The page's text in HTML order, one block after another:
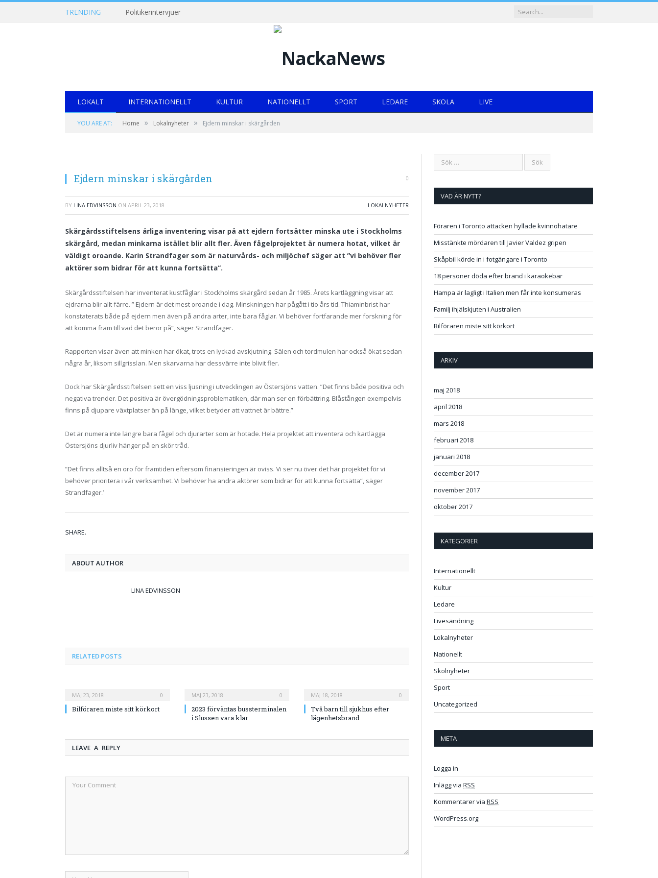
TRENDING Politikerintervjuer
LOKALT INTERNATIONELLT KULTUR NATIONELLT SPORT LEDARE SKOLA LIVE
YOU ARE AT: Home » Lokalnyheter » Ejdern minskar i skärgården
Ejdern minskar i skärgården 0
BY LINA EDVINSSON ON APRIL 23, 2018 LOKALNYHETER
Skärgårdsstiftelsens årliga inventering visar på att ejdern fortsätter minska ute i Stockholms
skärgård, medan minkarna istället blir allt fler. Även fågelprojektet är numera hotat, vilket är
väldigt oroande. Karin Strandfager som är naturvårds- och miljöchef säger att ”vi behöver fler
aktörer som bidrar för att kunna fortsätta”.
Skärgårdsstiftelsen har inventerat kustfåglar i Stockholms skärgård sedan år 1985. Årets kartläggning visar att
ejdrarna blir allt färre. ” Ejdern är det mest oroande i dag. Minskningen har pågått i tio års tid. Thiaminbrist har
konstaterats både på ejdern men även på andra arter, inte bara fåglar. Vi behöver fortfarande mer forskning för
att komma fram till vad det beror på”, säger Strandfager.
Rapporten visar även att minken har ökat, trots en lyckad avskjutning. Sälen och tordmulen har också ökat sedan
några år, liksom sillgrisslan. Men skarvarna har dessvärre inte blivit fler.
Dock har Skärgårdsstiftelsen sett en viss ljusning i utvecklingen av Östersjöns vatten. ”Det finns både positiva och
negativa trender. Det positiva är övergödningsproblematiken, där man ser en förbättring. Blåstången exempelvis
finns på djupare växtplatser än på länge, vilket betyder att vattnet är bättre.”
Det är numera inte längre bara fågel och djurarter som är hotade. Hela projektet att inventera och kartlägga
Östersjöns djurliv hänger på en skör tråd.
”Det finns alltså en oro för framtiden eftersom finansieringen är oviss. Vi ser nu över det här projektet för vi
behöver prioritera i vår verksamhet. Vi behöver ha andra aktörer som bidrar för att kunna fortsätta”, säger
Strandfager.’
SHARE. Twitter
Facebook
Google+
Pinterest
LinkedIn
Tumblr
ABOUT AUTHOR
LINA EDVINSSON
RELATED POSTS
MAJ 23, 2018 0
Bilföraren miste sitt körkort
MAJ 23, 2018 0
2023 förväntas bussterminalen
i Slussen vara klar
MAJ 18, 2018 0
Två barn till sjukhus efter
lägenhetsbrand
LEAVE A REPLY
VAD ÄR NYTT?
Föraren i Toronto attacken hyllade kvinnohatare
Misstänkte mördaren till Javier Valdez gripen
Skåpbil körde in i fotgängare i Toronto
18 personer döda efter brand i karaokebar
Hampa är lagligt i Italien men får inte konsumeras
Familj ihjälskjuten i Australien
Bilföraren miste sitt körkort
ARKIV
maj 2018
april 2018
mars 2018
februari 2018
januari 2018
december 2017
november 2017
oktober 2017
KATEGORIER
Internationellt
Kultur
Ledare
Livesändning
Lokalnyheter
Nationellt
Skolnyheter
Sport
Uncategorized
META
Logga in
Inlägg via RSS
Kommentarer via RSS
WordPress.org